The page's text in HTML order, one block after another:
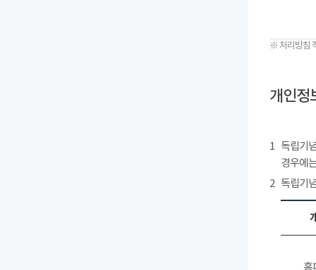
※ 처리방침
개인정
1 독립기
경우에
2 독립기
홈